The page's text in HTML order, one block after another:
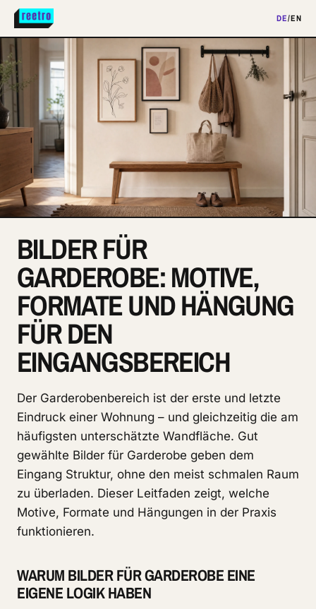
DE/EN
BILDER FÜR
GARDEROBE: MOTIVE,
FORMATE UND HÄNGUNG
FÜR DEN
EINGANGSBEREICH
Der Garderobenbereich ist der erste und letzte
Eindruck einer Wohnung – und gleichzeitig die am
häufigsten unterschätzte Wandfläche. Gut
gewählte Bilder für Garderobe geben dem
Eingang Struktur, ohne den meist schmalen Raum
zu überladen. Dieser Leitfaden zeigt, welche
Motive, Formate und Hängungen in der Praxis
funktionieren.
WARUM BILDER FÜR GARDEROBE EINE
EIGENE LOGIK HABEN